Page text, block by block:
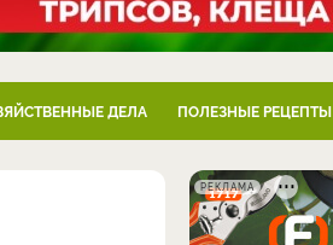
ДЕЛА ПОЛЕЗНЫЕ РЕЦЕПТЫ
РЕКЛАМА